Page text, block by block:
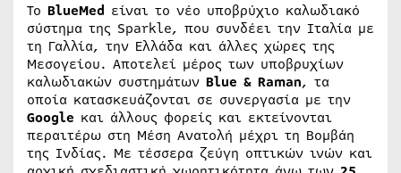
Το BlueMed είναι το νέο υποβρύχιο καλωδιακό
σύστημα της Sparkle, που συνδέει την Ιταλία με
τη Γαλλία, την Ελλάδα και άλλες χώρες της
Μεσογείου. Αποτελεί μέρος των υποβρυχίων
καλωδιακών συστημάτων Blue & Raman, τα
οποία κατασκευάζονται σε συνεργασία με την
Google και άλλους φορείς και εκτείνονται
περαιτέρω στη Μέση Ανατολή μέχρι τη Βομβάη
της Ινδίας. Με τέσσερα ζεύγη οπτικών ινών και